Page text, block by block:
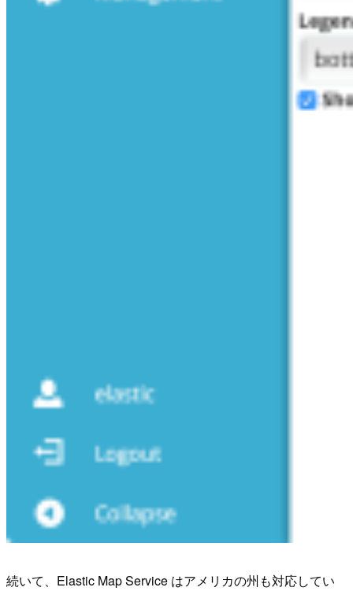
続いて、Elastic Map Service はアメリカの州も対応してい